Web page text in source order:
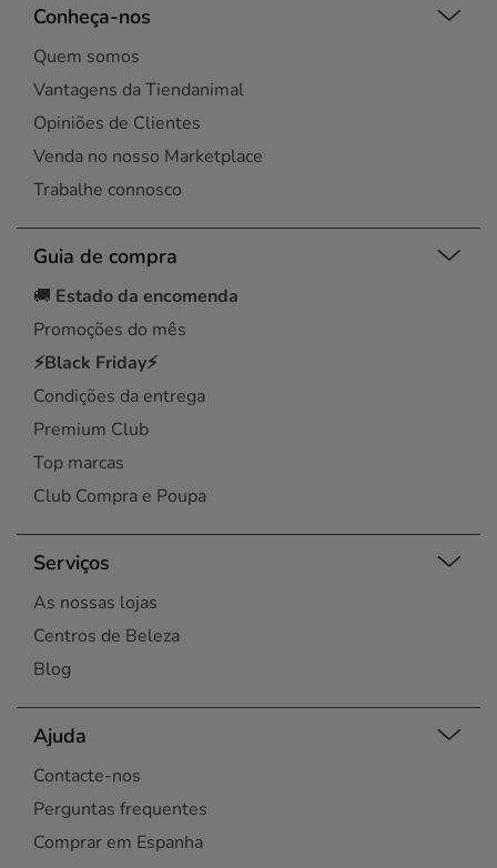
Conheça-nos
Quem somos
Vantagens da Tiendanimal
Opiniões de Clientes
Venda no nosso Marketplace
Trabalhe connosco
Guia de compra
🚚 Estado da encomenda
Promoções do mês
⚡Black Friday⚡
Condições da entrega
Premium Club
Top marcas
Club Compra e Poupa
Serviços
As nossas lojas
Centros de Beleza
Blog
Ajuda
Contacte-nos
Perguntas frequentes
Comprar em Espanha